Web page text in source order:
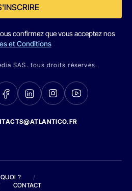
confirmez que vous acceptez nos
et Conditions
SAS. tous droits réservés.
?
/
CONTACT